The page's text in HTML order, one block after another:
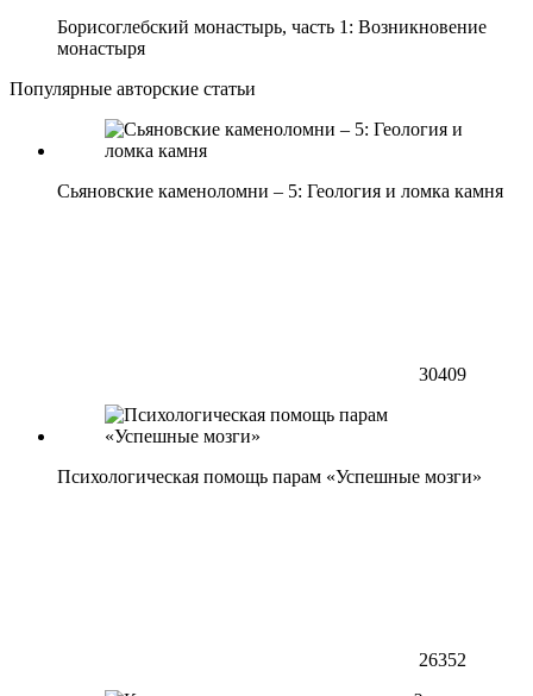
Борисоглебский монастырь, часть 1: Возникновение
монастыря
Популярные авторские статьи
Сьяновские каменоломни – 5: Геология и ломка камня
30409
Психологическая помощь парам «Успешные мозги»
26352